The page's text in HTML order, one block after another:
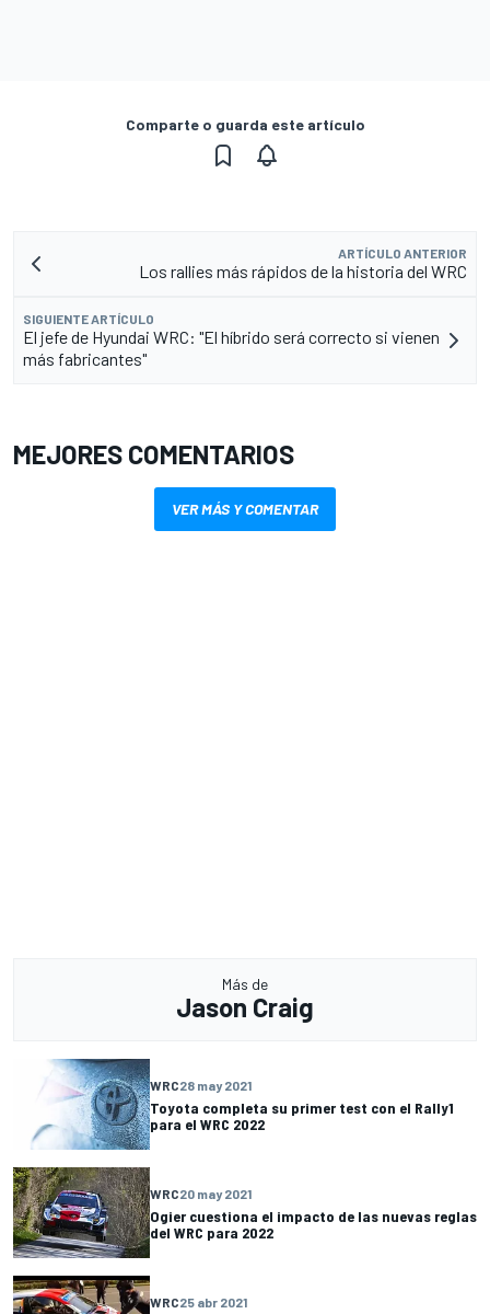
Comparte o guarda este artículo
ARTÍCULO ANTERIOR
Los rallies más rápidos de la historia del WRC
SIGUIENTE ARTÍCULO
El jefe de Hyundai WRC: "El híbrido será correcto si vienen
más fabricantes"
MEJORES COMENTARIOS
VER MÁS Y COMENTAR
Más de
Jason Craig
WRC28 may 2021
Toyota completa su primer test con el Rally1
para el WRC 2022
WRC20 may 2021
Ogier cuestiona el impacto de las nuevas reglas
del WRC para 2022
WRC25 abr 2021